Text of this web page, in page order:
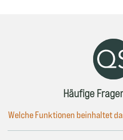
Häufige
Welche Funktionen beinhaltet